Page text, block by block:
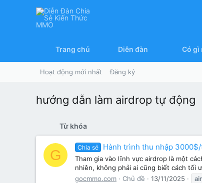
Trang chủ Diễn đàn Có gì
Hoạt động mới nhất Đăng ký
hướng dẫn làm airdrop tự động
Từ khóa
G Chia sẻ Hành trình thu nhập
Tham gia vào lĩnh vực airdrop là một
nhiên, không phải ai cũng biết cách tối
gocmmo.com
Chủ đề 13/11/2025